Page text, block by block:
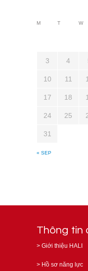
M T W
« SEP
3 4
10 11
17 18
24 25
31
Thông tin
> Giới thiệu HALI
> Hồ sơ năng lực